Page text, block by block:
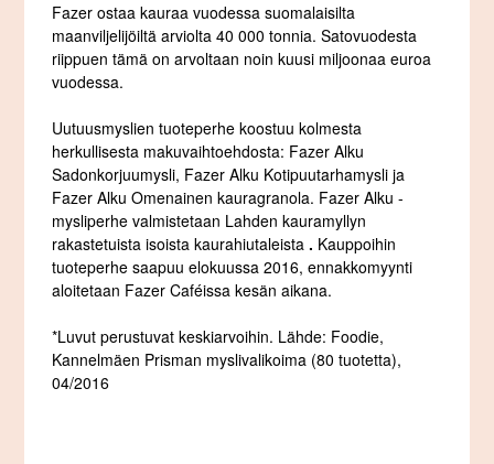
Fazer ostaa kauraa vuodessa suomalaisilta
maanviljelijöiltä arviolta 40 000 tonnia. Satovuodesta
riippuen tämä on arvoltaan noin kuusi miljoonaa euroa
vuodessa.
Uutuusmyslien tuoteperhe koostuu kolmesta
herkullisesta makuvaihtoehdosta: Fazer Alku
Sadonkorjuumysli, Fazer Alku Kotipuutarhamysli ja
Fazer Alku Omenainen kauragranola. Fazer Alku -
mysliperhe valmistetaan Lahden kauramyllyn
rakastetuista isoista kaurahiutaleista. Kauppoihin
tuoteperhe saapuu elokuussa 2016, ennakkomyynti
aloitetaan Fazer Caféissa kesän aikana.
*Luvut perustuvat keskiarvoihin. Lähde: Foodie,
Kannelmäen Prisman myslivalikoima (80 tuotetta),
04/2016